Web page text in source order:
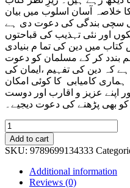
خلاصہ آسان اسلوب میں بیان
سچی بندگی کی دعوت دی ہے
اور نئی تہذیب کی قباحتوں
میں دین کی تما م بنیادی
بندد کر کے مسلمان کو دعوت
کہ دین کی تفہیم ،ایمان کی
کامیابی کا کوئی امکان
اپنے عزیز و اقارب اور دوست
کو بھی پڑھنے کی دعوت دیجیے۔
Arqan
e
Islam
o
Iman
quantity
Add to cart
SKU: 9789699134333
Additional information
Reviews (0)